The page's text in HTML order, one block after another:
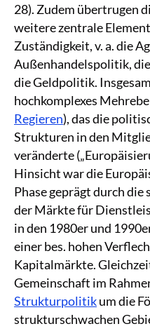
28). Zudem übertrugen
weitere zentrale
Zuständigkeit, v. a. die
Außenhandelspolitik,
die Geldpolitik.
hochkomplexes
Regieren), das die
Strukturen in den
veränderte
Hinsicht war die
Phase geprägt durch
der Märkte für
in den 1980er und
einer bes. hohen
Kapitalmärkte.
Gemeinschaft im
Strukturpolitikum die
strukturschwachen